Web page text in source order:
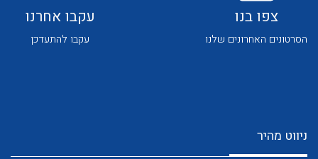
לכל מוצרי היצרן לכל מוצרי היצרן צפו בנו
הסרטונים האחרונים שלנו
עקבו אחרנו
עקבו להתעדכן
ניווט מהיר